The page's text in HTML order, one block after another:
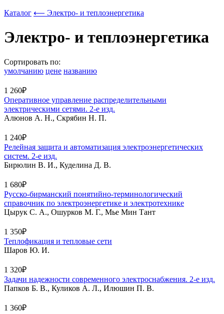
Каталог ⟵ Электро- и теплоэнергетика
Электро- и теплоэнергетика
Сортировать по:
умолчанию цене названию
1 260₽
Оперативное управление распределительными
электрическими сетями. 2-е изд.
Алюнов А. Н., Скрябин Н. П.
1 240₽
Релейная защита и автоматизация электроэнергетических
систем. 2-е изд.
Бирюлин В. И., Куделина Д. В.
1 680₽
Русско-бирманский понятийно-терминологический
справочник по электроэнергетике и электротехнике
Цырук С. А., Ошурков М. Г., Мье Мин Тант
1 350₽
Теплофикация и тепловые сети
Шаров Ю. И.
1 320₽
Задачи надежности современного электроснабжения. 2-е изд.
Папков Б. В., Куликов А. Л., Илюшин П. В.
1 360₽